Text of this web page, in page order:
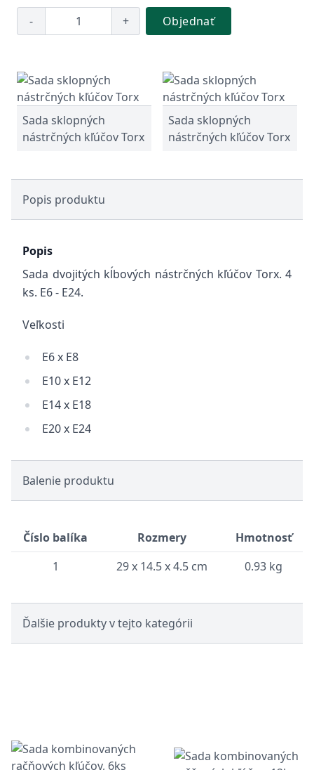
- + Objednať
Sada sklopných
nástrčných kľúčov Torx
Sada sklopných
nástrčných kľúčov Torx
Popis produktu
Popis
Sada dvojitých kĺbových nástrčných kľúčov Torx. 4
ks. E6 - E24.
Veľkosti
E6 x E8
E10 x E12
E14 x E18
E20 x E24
Balenie produktu
Číslo balíka Rozmery
Hmotnosť
1
29 x 14.5 x 4.5 cm 0.93 kg
Ďalšie produkty v tejto kategórii